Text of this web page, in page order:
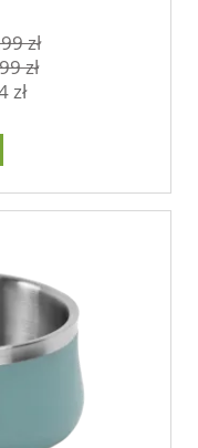
zł
zł
zł